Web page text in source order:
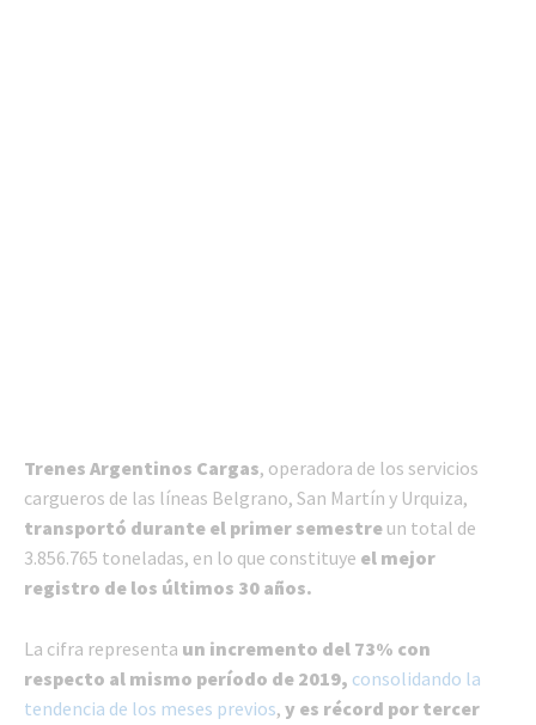
Trenes Argentinos Cargas, operadora de los servicios
cargueros de las líneas Belgrano, San Martín y Urquiza,
transportó durante el primer semestre un total de
3.856.765 toneladas, en lo que constituye el mejor
registro de los últimos 30 años.
La cifra representa un incremento del 73% con
respecto al mismo período de 2019, consolidando la
tendencia de los meses previos, y es récord por tercer